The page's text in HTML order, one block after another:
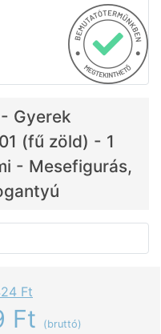
Gyerek
(fű zöld) - 1
- Mesefigurás,
Ft
Ft (bruttó)